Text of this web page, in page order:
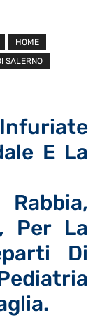
HOME
SALERNO
E La
Per La
Di